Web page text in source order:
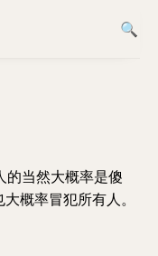
的当然大概率是傻
概率冒犯所有人。